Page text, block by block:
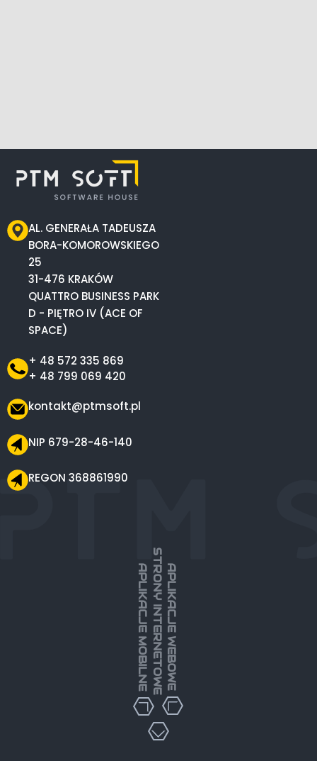
AL. GENERAŁA TADEUSZA
BORA-KOMOROWSKIEGO
25
31-476 KRAKÓW
QUATTRO BUSINESS PARK
D - PIĘTRO IV (ACE OF
SPACE)
+ 48 572 335 869
+ 48 799 069 420
kontakt@ptmsoft.pl
NIP 679-28-46-140
REGON 368861990
APLIKACJE MOBILNESTRONY INTERNETOWEAPLIKACJE WEBOWE